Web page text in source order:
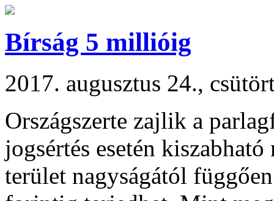
Bírság 5 millióig
2017. augusztus 24.,
Országszerte zajlik a
jogsértés esetén
terület nagyságától